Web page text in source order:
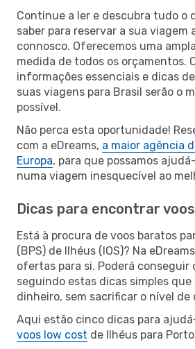
Continue a ler e descubra tudo o
saber para reservar a sua viagem
connosco. Oferecemos uma
medida de todos os orçamentos.
informações essenciais e dicas
suas viagens para Brasil serão o
possível.
Não perca esta oportunidade!
com a eDreams, a maior agência
Europa, para que possamos
numa viagem inesquecível ao
Dicas para encontrar
Está à procura de voos baratos
(BPS) de Ilhéus (IOS)? Na
ofertas para si. Poderá conseguir
seguindo estas dicas simples que
dinheiro, sem sacrificar o nível
Aqui estão cinco dicas para
voos low cost de Ilhéus para